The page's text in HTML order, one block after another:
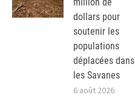
dollars pour
soutenir les
populations
déplacées dans
les Savanes
6 août 2026